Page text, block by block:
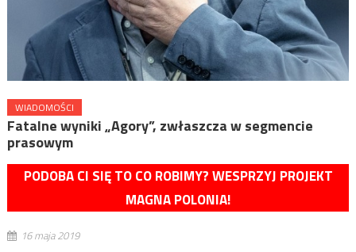
WIADOMOŚCI
Fatalne wyniki „Agory”, zwłaszcza w segmencie
prasowym
PODOBA CI SIĘ TO CO ROBIMY? WESPRZYJ PROJEKT
MAGNA POLONIA!
16 maja 2019